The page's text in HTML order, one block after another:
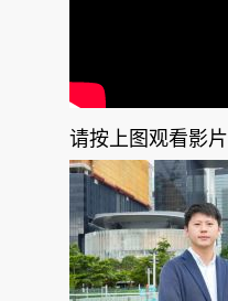
请按上图观看影片